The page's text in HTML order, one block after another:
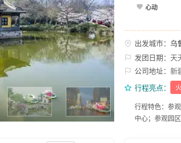
心动
出发城市： 乌
发团日期： 天
公司地址： 新
行程亮点：
行程特色：参
中心；参观园